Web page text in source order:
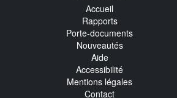
Accueil
Rapports
Porte-documents
Nouveautés
Aide
Accessibilité
Mentions légales
Contact